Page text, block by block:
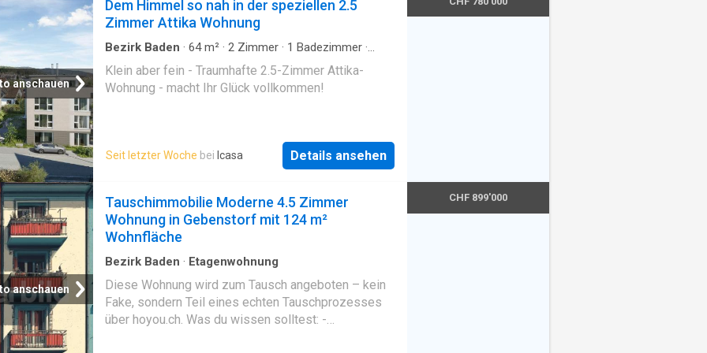
anschauen
Dem Himmel so nah in der speziellen 2.5
Zimmer Attika Wohnung
Bezirk Baden · 64m² · 2 Zimmer · 1 Badezimmer ·
Etagenwohnung
Klein aber fein - Traumhafte 2.5-Zimmer Attika-
Wohnung - macht Ihr Glück vollkommen!
Seit letzter Woche bei Icasa Details ansehen
anschauen
Tauschimmobilie Moderne 4.5 Zimmer
Wohnung in Gebenstorf mit 124 m²
Wohnfläche
Bezirk Baden · Etagenwohnung
Diese Wohnung wird zum Tausch angeboten – kein
Fake, sondern Teil eines echten Tauschprozesses
über hoyou.ch. Was du wissen solltest: -
CHF 899'000